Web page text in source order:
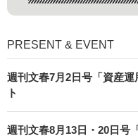
PRESENT & EVENT
週刊文春7月2日号「資産
ト
週刊文春8月13日・20日号